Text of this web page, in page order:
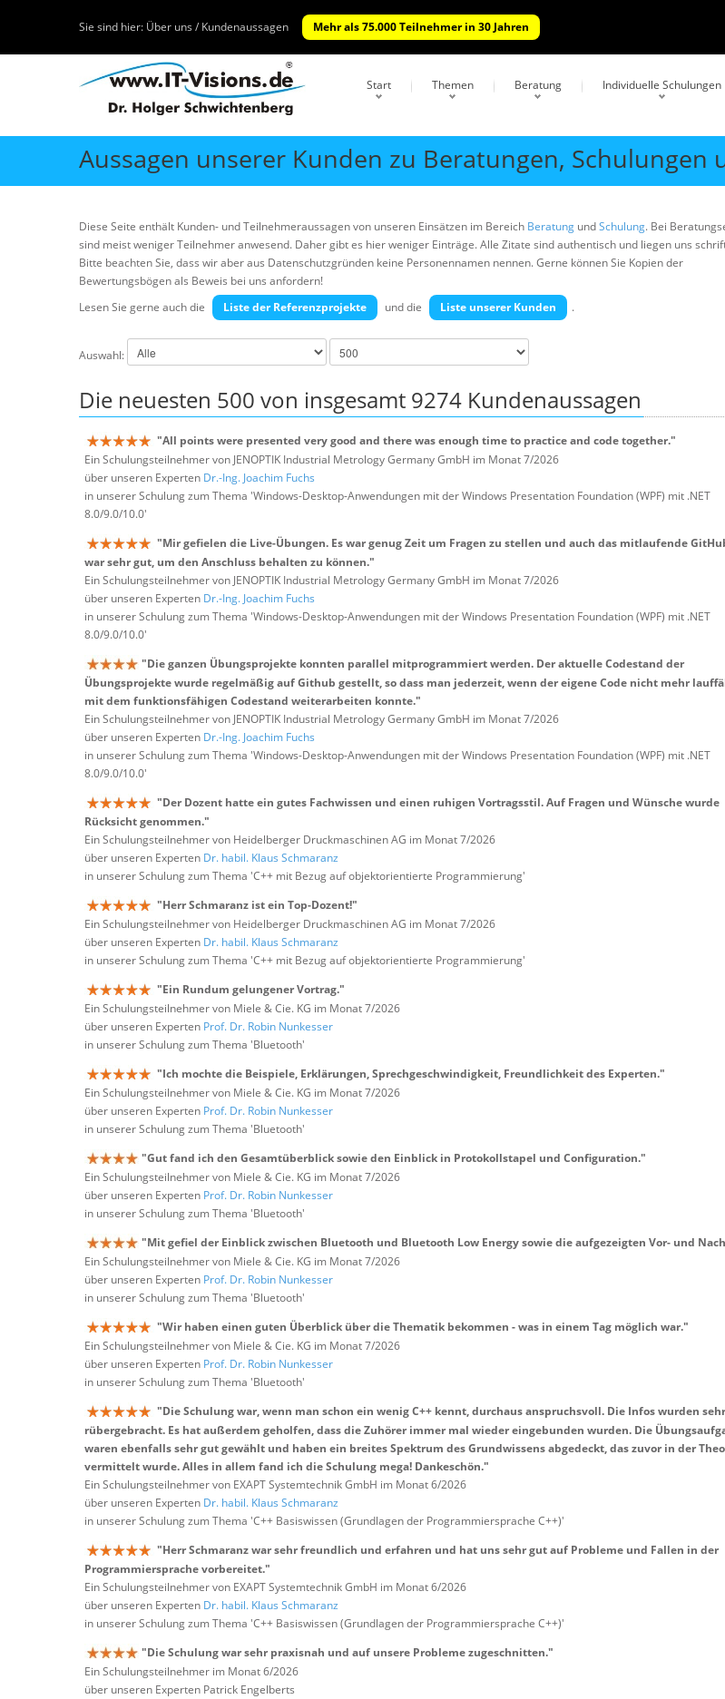
Sie sind hier: Über uns / Kundenaussagen Mehr als 75.000 Teilnehmer in 30 Jahren
Start Themen Beratung Individuelle Schulungen
Aussagen unserer Kunden zu Beratungen, Schulungen
Diese Seite enthält Kunden- und Teilnehmeraussagen von unseren Einsätzen im Bereich Beratung undSchulung. Bei
sind meist weniger Teilnehmer anwesend. Daher gibt es hier weniger Einträge. Alle Zitate sind authentisch und liegen uns
Bitte beachten Sie, dass wir aber aus Datenschutzgründen keine Personennamen nennen. Gerne können Sie Kopien der
Bewertungsbögen als Beweis bei uns anfordern!
Lesen Sie gerne auch die
Liste der Referenzprojekte und die Liste unserer Kunden .
Auswahl:
Die neuesten 500 von insgesamt 9274 Kundenaussagen
"All points were presented very good and there was enough time to practice and code together."
Ein Schulungsteilnehmer von JENOPTIK Industrial Metrology Germany GmbH im Monat 7/2026
über unseren Experten Dr.-Ing. Joachim Fuchs
in unserer Schulung zum Thema 'Windows-Desktop-Anwendungen mit der Windows Presentation Foundation (WPF) mit .NET
8.0/9.0/10.0'
"Mir gefielen die Live-Übungen. Es war genug Zeit um Fragen zu stellen und auch das mitlaufende
war sehr gut, um den Anschluss behalten zu können."
Ein Schulungsteilnehmer von JENOPTIK Industrial Metrology Germany GmbH im Monat 7/2026
über unseren Experten Dr.-Ing. Joachim Fuchs
in unserer Schulung zum Thema 'Windows-Desktop-Anwendungen mit der Windows Presentation Foundation (WPF) mit .NET
8.0/9.0/10.0'
"Die ganzen Übungsprojekte konnten parallel mitprogrammiert werden. Der aktuelle Codestand der
Übungsprojekte wurde regelmäßig auf Github gestellt, so dass man jederzeit, wenn der eigene Code nicht mehr
mit dem funktionsfähigen Codestand weiterarbeiten konnte."
Ein Schulungsteilnehmer von JENOPTIK Industrial Metrology Germany GmbH im Monat 7/2026
über unseren Experten Dr.-Ing. Joachim Fuchs
in unserer Schulung zum Thema 'Windows-Desktop-Anwendungen mit der Windows Presentation Foundation (WPF) mit .NET
8.0/9.0/10.0'
"Der Dozent hatte ein gutes Fachwissen und einen ruhigen Vortragsstil. Auf Fragen und Wünsche wurde
Rücksicht genommen."
Ein Schulungsteilnehmer von Heidelberger Druckmaschinen AG im Monat 7/2026
über unseren Experten Dr. habil. Klaus Schmaranz
in unserer Schulung zum Thema 'C++ mit Bezug auf objektorientierte Programmierung'
"Herr Schmaranz ist ein Top-Dozent!"
Ein Schulungsteilnehmer von Heidelberger Druckmaschinen AG im Monat 7/2026
über unseren Experten Dr. habil. Klaus Schmaranz
in unserer Schulung zum Thema 'C++ mit Bezug auf objektorientierte Programmierung'
"Ein Rundum gelungener Vortrag."
Ein Schulungsteilnehmer von Miele & Cie. KG im Monat 7/2026
über unseren Experten Prof. Dr. Robin Nunkesser
in unserer Schulung zum Thema 'Bluetooth'
"Ich mochte die Beispiele, Erklärungen, Sprechgeschwindigkeit, Freundlichkeit des Experten."
Ein Schulungsteilnehmer von Miele & Cie. KG im Monat 7/2026
über unseren Experten Prof. Dr. Robin Nunkesser
in unserer Schulung zum Thema 'Bluetooth'
"Gut fand ich den Gesamtüberblick sowie den Einblick in Protokollstapel und Configuration."
Ein Schulungsteilnehmer von Miele & Cie. KG im Monat 7/2026
über unseren Experten Prof. Dr. Robin Nunkesser
in unserer Schulung zum Thema 'Bluetooth'
"Mit gefiel der Einblick zwischen Bluetooth und Bluetooth Low Energy sowie die aufgezeigten Vor- und
Ein Schulungsteilnehmer von Miele & Cie. KG im Monat 7/2026
über unseren Experten Prof. Dr. Robin Nunkesser
in unserer Schulung zum Thema 'Bluetooth'
"Wir haben einen guten Überblick über die Thematik bekommen - was in einem Tag möglich war."
Ein Schulungsteilnehmer von Miele & Cie. KG im Monat 7/2026
über unseren Experten Prof. Dr. Robin Nunkesser
in unserer Schulung zum Thema 'Bluetooth'
"Die Schulung war, wenn man schon ein wenig C++ kennt, durchaus anspruchsvoll. Die Infos wurden
rübergebracht. Es hat außerdem geholfen, dass die Zuhörer immer mal wieder eingebunden wurden. Die
waren ebenfalls sehr gut gewählt und haben ein breites Spektrum des Grundwissens abgedeckt, das zuvor in der
vermittelt wurde. Alles in allem fand ich die Schulung mega! Dankeschön."
Ein Schulungsteilnehmer von EXAPT Systemtechnik GmbH im Monat 6/2026
über unseren Experten Dr. habil. Klaus Schmaranz
in unserer Schulung zum Thema 'C++ Basiswissen (Grundlagen der Programmiersprache C++)'
"Herr Schmaranz war sehr freundlich und erfahren und hat uns sehr gut auf Probleme und Fallen in der
Programmiersprache vorbereitet."
Ein Schulungsteilnehmer von EXAPT Systemtechnik GmbH im Monat 6/2026
über unseren Experten Dr. habil. Klaus Schmaranz
in unserer Schulung zum Thema 'C++ Basiswissen (Grundlagen der Programmiersprache C++)'
"Die Schulung war sehr praxisnah und auf unsere Probleme zugeschnitten."
Ein Schulungsteilnehmer im Monat 6/2026
über unseren Experten Patrick Engelberts